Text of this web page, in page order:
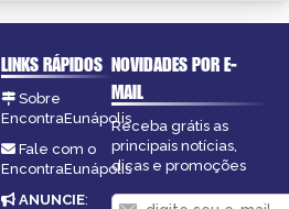
LINKS RÁPIDOS
Sobre
EncontraEunápolis
Fale com o
EncontraEunápolis
ANUNCIE:
NOVIDADES POR E-
MAIL
Receba grátis as
principais notícias,
dicas e promoções